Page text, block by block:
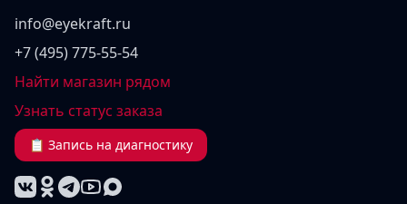
info@eyekraft.ru
+7 (495) 775-55-54
Найти магазин рядом
Узнать статус заказа
📋 Запись на диагностику